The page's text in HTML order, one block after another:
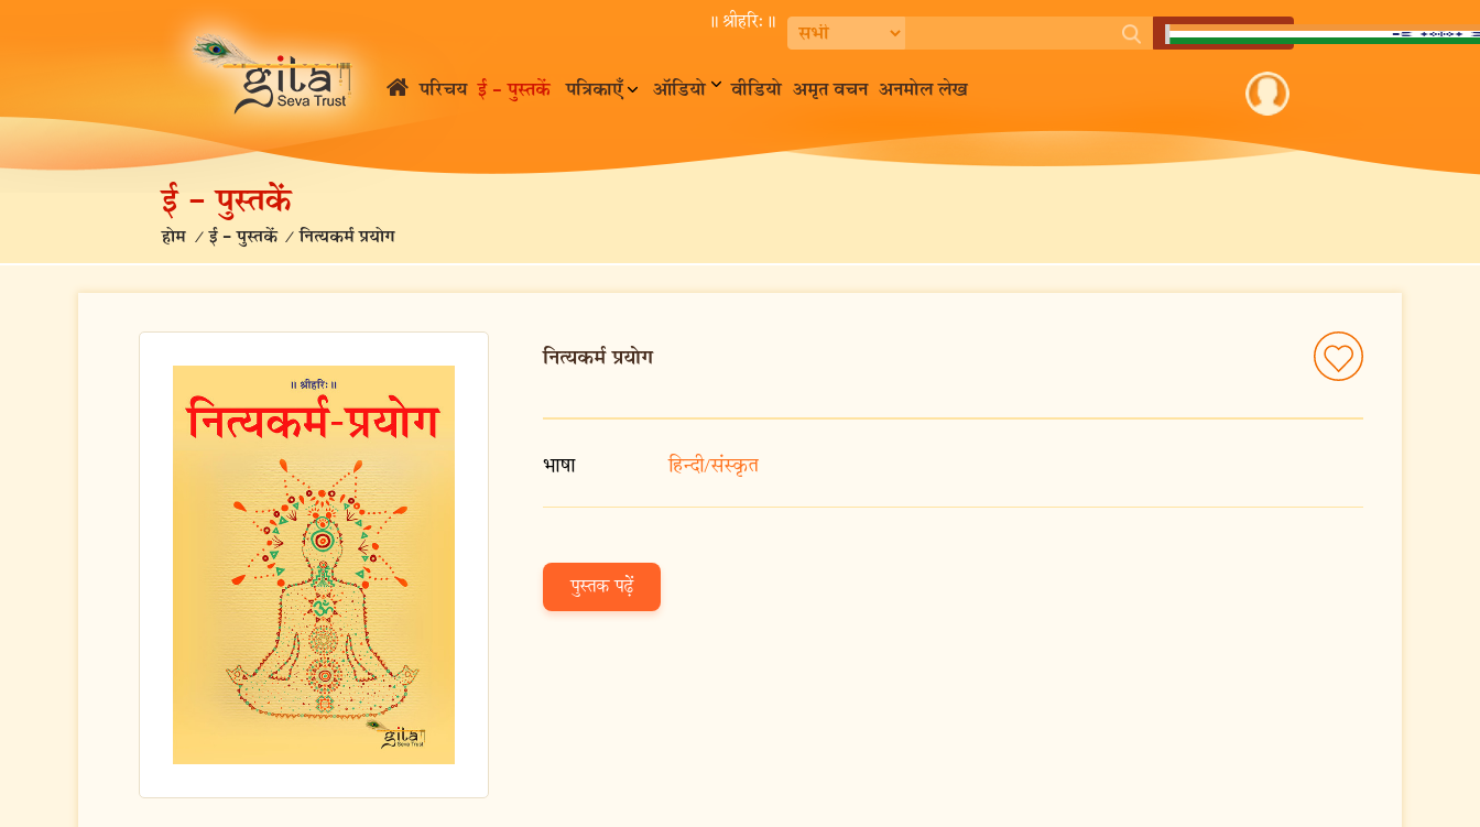
॥ श्रीहरि:॥
परिचय ई – पुस्तकें पत्रिकाएँ ऑडियो वीडियो अमृत वचन अनमोल लेख
ई – पुस्तकें
होम /ई – पुस्तकें /नित्यकर्म प्रयोग
नित्यकर्म प्रयोग
भाषा हिन्दी/संस्कृत
पुस्तक पढ़ें